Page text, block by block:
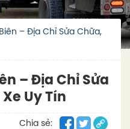
– Địa Chỉ Sửa Chữa,
– Địa Chỉ Sửa
Uy Tín
Chia sẻ: